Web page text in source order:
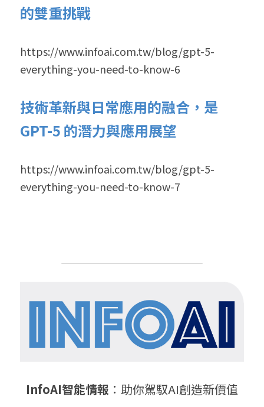
的雙重挑戰
https://www.infoai.com.tw/blog/gpt-5-
everything-you-need-to-know-6
技術革新與日常應用的融合，是
GPT-5 的潛力與應用展望
https://www.infoai.com.tw/blog/gpt-5-
everything-you-need-to-know-7
InfoAI智能情報 ：助你駕馭AI創造新價值